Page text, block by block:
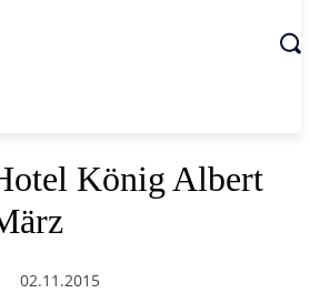
König Albert
02.11.2015